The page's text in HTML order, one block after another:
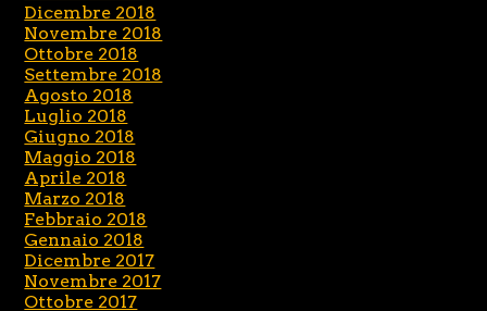
Dicembre 2018
Novembre 2018
Ottobre 2018
Settembre 2018
Agosto 2018
Luglio 2018
Giugno 2018
Maggio 2018
Aprile 2018
Marzo 2018
Febbraio 2018
Gennaio 2018
Dicembre 2017
Novembre 2017
Ottobre 2017